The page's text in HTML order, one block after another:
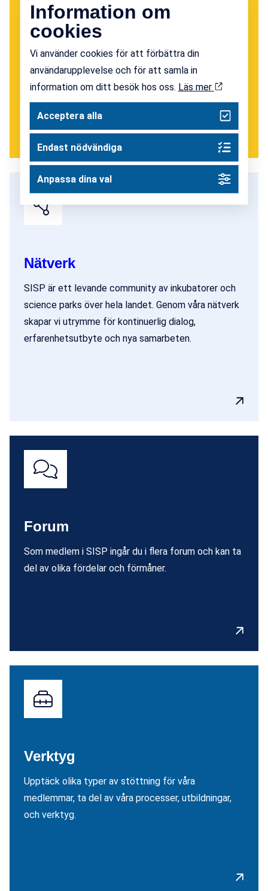
Genom en utvecklad peer review-metod får du
möjlighet att utvärdera och utveckla din verksamhet
tillsammans med kollegor från andra inkubatorer och
science parks i Sverige.
Nätverk
SISP är ett levande community av inkubatorer och
science parks över hela landet. Genom våra nätverk
skapar vi utrymme för kontinuerlig dialog,
erfarenhetsutbyte och nya samarbeten.
Forum
Som medlem i SISP ingår du i flera forum och kan ta
del av olika fördelar och förmåner.
Verktyg
Upptäck olika typer av stöttning för våra
medlemmar, ta del av våra processer, utbildningar,
och verktyg.
Information om
cookies
Vi använder cookies för att förbättra din
användarupplevelse och för att samla in
information om ditt besök hos oss. Läs mer
Acceptera alla
Endast nödvändiga
Anpassa dina val